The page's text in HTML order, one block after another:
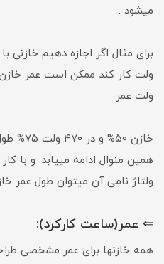
میشود .
ولت عمر
خازن
همین منوال ادامه می­یابد. و با
ولتاژ نامی آن می­توان طول عمر
⇐ عمر(ساعت کارکرد):